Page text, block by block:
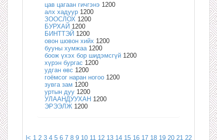
цав цагаан гичгэнэ 1200
алх хадуур 1200
ЗООСЛОХ 1200
БУРХАЙ 1200
БИНТТЭЙ 1200
овон шовон хийх 1200
бууны хумжаа 1200
боож үхэх бор шидэмсгүй 1200
хүрэн бургас 1200
удган өвс 1200
гоёмсог наран ногоо 1200
зувга зам 1200
уртын дуу 1200
УЛААНДУУХАН 1200
ЭРЭЭЛЖ 1200
|< 1 2 3 4 5 6 7 8 9 10 11 12 13 14 15 16 17 18 19 20 21 22